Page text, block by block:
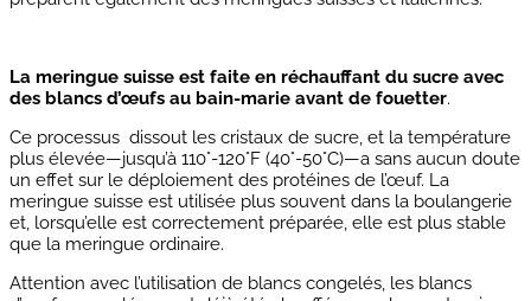
La meringue suisse est faite en réchauffant du sucre avec
des blancs d’œufs au bain-marie avant de fouetter.
Ce processus dissout les cristaux de sucre, et la température
plus élevée—jusqu’à 110°-120°F (40°-50°C)—a sans aucun doute
un effet sur le déploiement des protéines de l’œuf. La
meringue suisse est utilisée plus souvent dans la boulangerie
et, lorsqu’elle est correctement préparée, elle est plus stable
que la meringue ordinaire.
Attention avec l’utilisation de blancs congelés, les blancs